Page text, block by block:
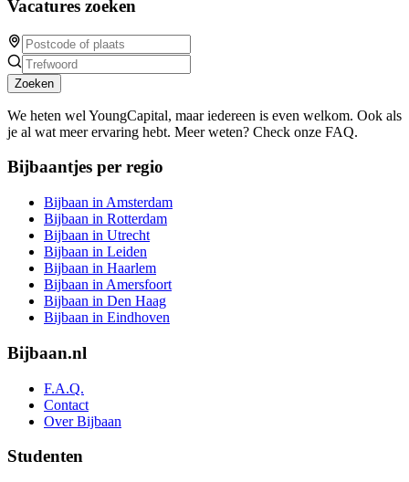
Vacatures zoeken
Zoeken
We heten wel YoungCapital, maar iedereen is even welkom. Ook als
je al wat meer ervaring hebt. Meer weten? Check onze FAQ.
Bijbaantjes per regio
Bijbaan in Amsterdam
Bijbaan in Rotterdam
Bijbaan in Utrecht
Bijbaan in Leiden
Bijbaan in Haarlem
Bijbaan in Amersfoort
Bijbaan in Den Haag
Bijbaan in Eindhoven
Bijbaan.nl
F.A.Q.
Contact
Over Bijbaan
Studenten